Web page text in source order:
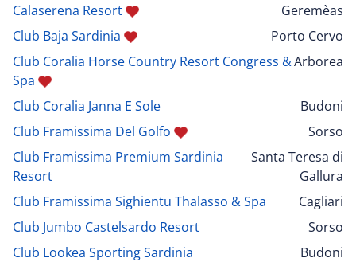
Calaserena Resort
Geremèas
Club Baja Sardinia
Porto Cervo
Club Coralia Horse Country Resort Congress &
Spa
Arborea
Club Coralia Janna E Sole
Budoni
Club Framissima Del Golfo
Sorso
Club Framissima Premium Sardinia
Resort
Santa Teresa di
Gallura
Club Framissima Sighientu Thalasso & Spa
Cagliari
Club Jumbo Castelsardo Resort
Sorso
Club Lookea Sporting Sardinia
Budoni